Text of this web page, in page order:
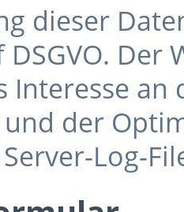
dieser
DSGVO.
Interesse
der
Log-